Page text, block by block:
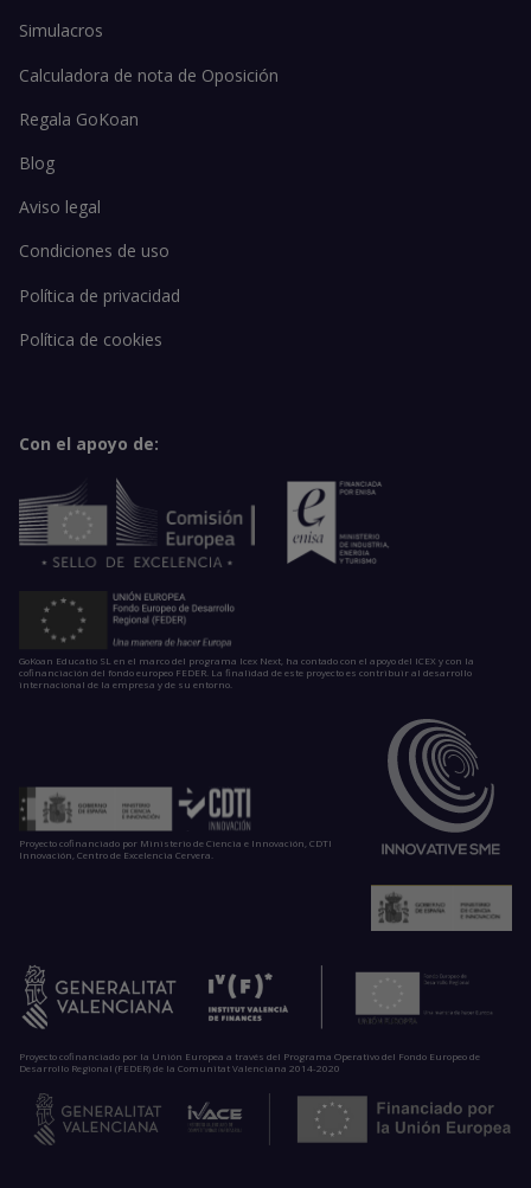
Simulacros
Calculadora de nota de Oposición
Regala GoKoan
Blog
Aviso legal
Condiciones de uso
Política de privacidad
Política de cookies
Con el apoyo de:
GoKoan Educatio SL en el marco del programa Icex Next, ha contado con el apoyo del ICEX y con la
cofinanciación del fondo europeo FEDER. La finalidad de este proyecto es contribuir al desarrollo
internacional de la empresa y de su entorno.
Proyecto cofinanciado por Ministerio de Ciencia e Innovación, CDTI
Innovación, Centro de Excelencia Cervera.
Proyecto cofinanciado por la Unión Europea a través del Programa Operativo del Fondo Europeo de
Desarrollo Regional (FEDER) de la Comunitat Valenciana 2014-2020